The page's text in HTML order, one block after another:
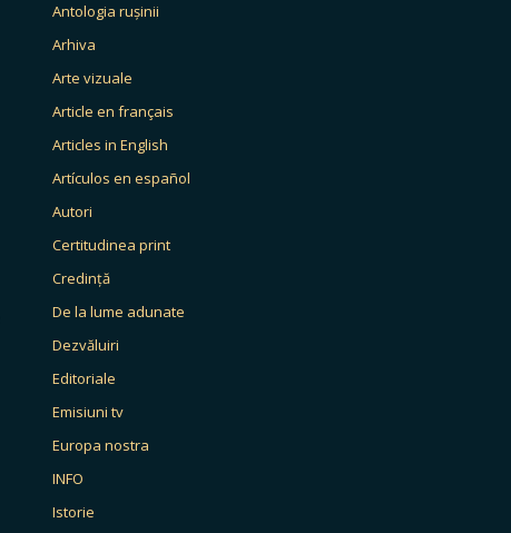
Antologia rușinii
Arhiva
Arte vizuale
Article en français
Articles in English
Artículos en español
Autori
Certitudinea print
Credință
De la lume adunate
Dezvăluiri
Editoriale
Emisiuni tv
Europa nostra
INFO
Istorie